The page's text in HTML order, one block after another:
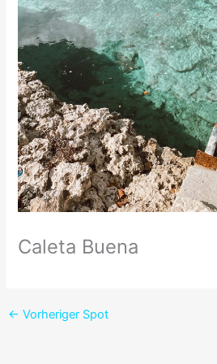
Caleta Buena
← Vorheriger Spot